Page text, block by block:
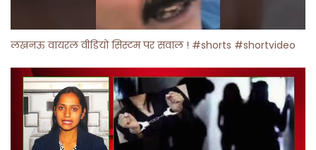
लखनऊ वायरल वीडियो सिस्टम पर सवाल ! #shorts #shortvideo